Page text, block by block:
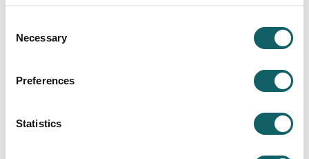
Selection
Necessary
Preferences
Statistics
Todo el alumnado de una misma área